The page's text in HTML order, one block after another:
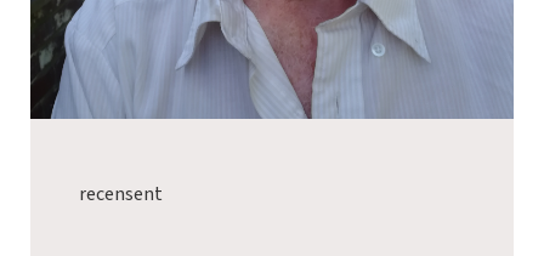
recensent